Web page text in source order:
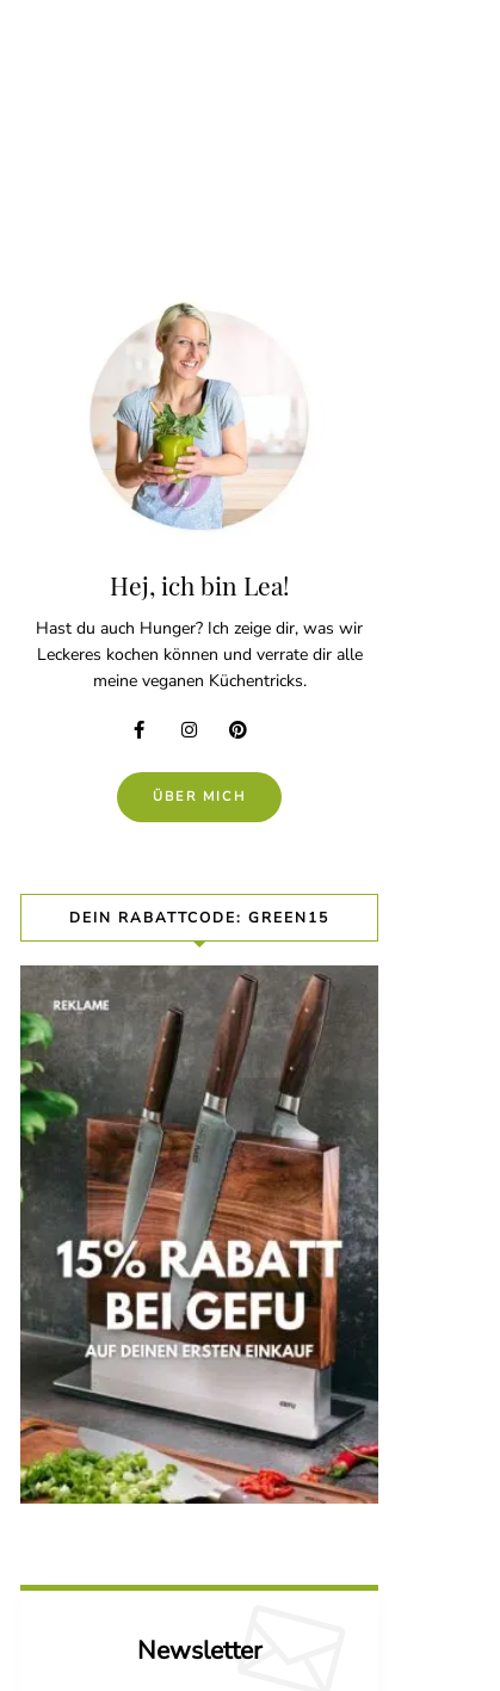
Hej, ich bin Lea!
Hast du auch Hunger? Ich zeige dir, was wir
Leckeres kochen können und verrate dir alle
meine veganen Küchentricks.
ÜBER MICH
DEIN RABATTCODE: GREEN15
Newsletter